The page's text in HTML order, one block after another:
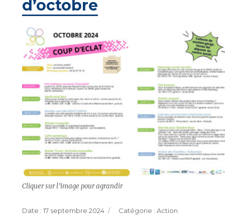
d’octobre
Cliquer sur l’image pour agrandir
Publié
17 septembre 2024 Catégories
Action